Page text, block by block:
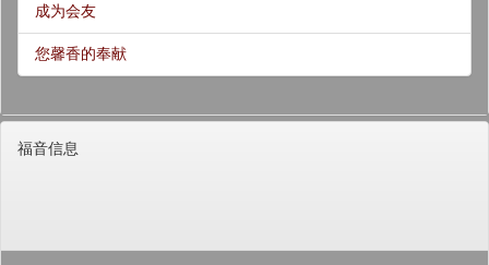
成为会友
您馨香的奉献
福音信息